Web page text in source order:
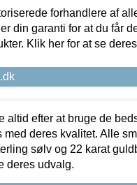
forhandlere af
din garanti for at du får
Klik her for at se
altid efter at bruge de
deres kvalitet. Alle
sølv og 22 karat
deres udvalg.